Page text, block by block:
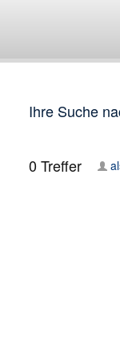
Ihre Suche
0Treffer